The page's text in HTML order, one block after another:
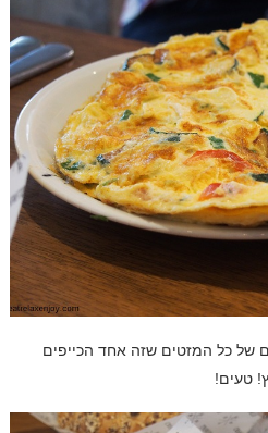
של כל המזטים שזה אחד הכייפים
טעים!